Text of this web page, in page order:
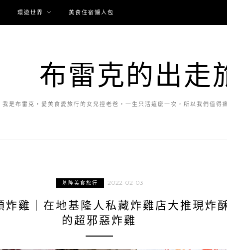
環遊世界 美食住宿懶人包
布雷克的出走
我是布雷克，愛美食愛旅行的女兒控老爸，一生只活這麼一次，所以我們值得
基隆美食旅行 2022-02-03
炸雞｜在地基隆人私藏炸雞店大推現炸
的超邪惡炸雞